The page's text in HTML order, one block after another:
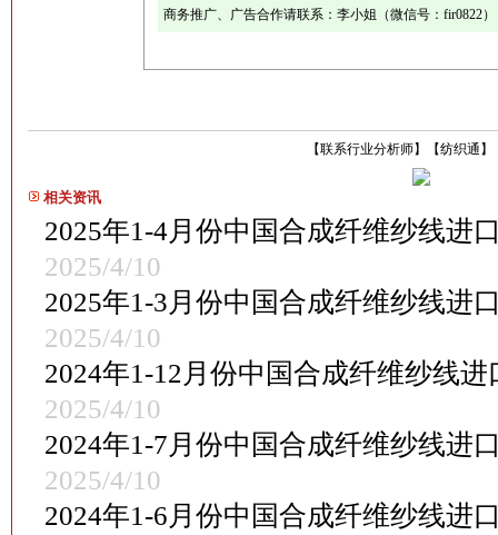
商务推广、广告合作请联系：李小姐（微信号：fir0822）
【纺织通 】
【联系行业分析师】
相关资讯
2025年1-4月份中国合成纤维纱线进
2025/4/10
2025年1-3月份中国合成纤维纱线进
2025/4/10
2024年1-12月份中国合成纤维纱线
2025/4/10
2024年1-7月份中国合成纤维纱线进
2025/4/10
2024年1-6月份中国合成纤维纱线进